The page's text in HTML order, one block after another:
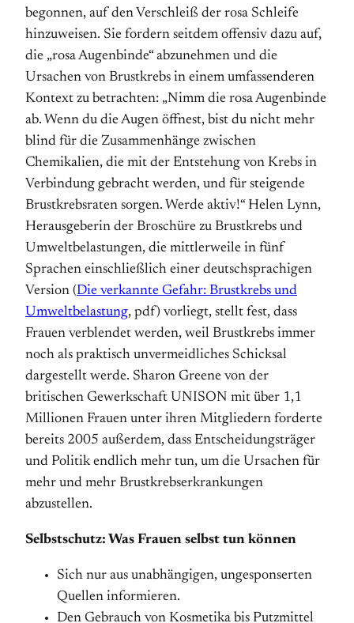
begonnen, auf den Verschleiß der rosa Schleife
hinzuweisen. Sie fordern seitdem offensiv dazu auf,
die „rosa Augenbinde“ abzunehmen und die
Ursachen von Brustkrebs in einem umfassenderen
Kontext zu betrachten: „Nimm die rosa Augenbinde
ab. Wenn du die Augen öffnest, bist du nicht mehr
blind für die Zusammen­hänge zwischen
Chemikalien, die mit der Entstehung von Krebs in
Verbindung gebracht werden, und für steigende
Brustkrebsraten sorgen. Werde aktiv!“ Helen Lynn,
Her­ausgeberin der Broschüre zu Brustkrebs und
Umwelt­belastungen, die mittlerweile in fünf
Sprachen einschließ­lich einer deutschsprachigen
Version (Die verkannte Gefahr: Brustkrebs und
Umweltbelastung, pdf) vorliegt, stellt fest, dass
Frauen verblendet werden, weil Brustkrebs immer
noch als praktisch unvermeidliches Schicksal
dargestellt werde. Sharon Greene von der
britischen Gewerkschaft UNISON mit über 1,1
Millionen Frauen unter ihren Mitgliedern forderte
bereits 2005 außerdem, dass Entscheidungsträger
und Politik endlich mehr tun, um die Ursachen für
mehr und mehr Brustkrebserkrankun­gen
abzustellen.
Selbstschutz: Was Frauen selbst tun können
Sich nur aus unabhängigen, ungesponserten
Quellen informieren.
Den Gebrauch von Kosmetika bis Putzmittel